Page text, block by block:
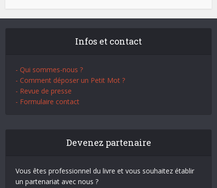
Infos et contact
- Qui sommes-nous ?
- Comment déposer un Petit Mot ?
- Revue de presse
- Formulaire contact
Devenez partenaire
Vous êtes professionnel du livre et vous souhaitez établir
un partenariat avec nous ?